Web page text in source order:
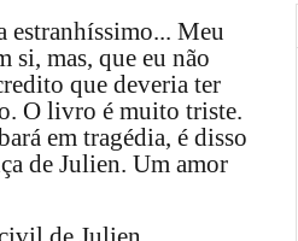
estranhíssimo... Meu
si, mas, que eu não
que deveria ter
O livro é muito triste.
em tragédia, é disso
de Julien. Um amor
de Julien